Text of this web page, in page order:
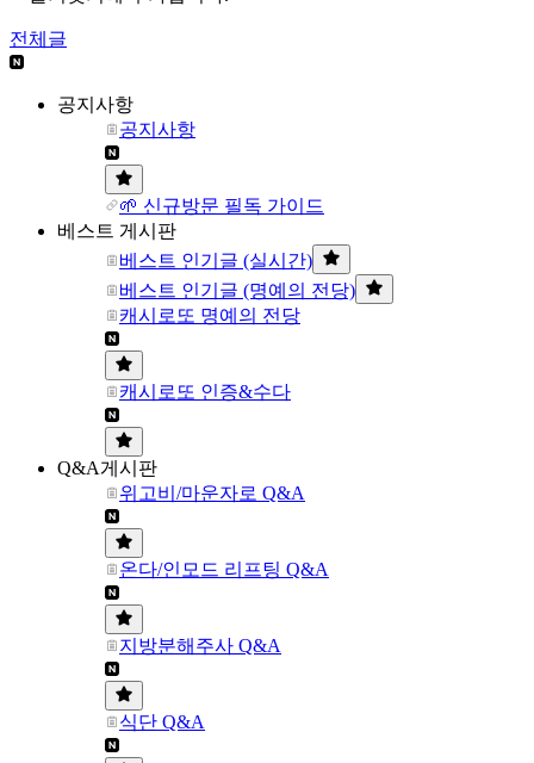
전체글
공지사항
공지사항
🌱 신규방문 필독 가이드
베스트 게시판
베스트 인기글 (실시간)
베스트 인기글 (명예의 전당)
캐시로또 명예의 전당
캐시로또 인증&수다
Q&A게시판
위고비/마운자로 Q&A
온다/인모드 리프팅 Q&A
지방분해주사 Q&A
식단 Q&A